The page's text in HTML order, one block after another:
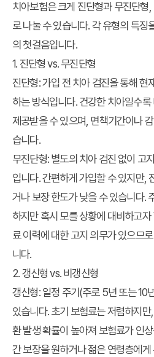
치아보험은 크게 진단형과 무진단형
로 나눌 수 있습니다. 각 유형의 특징
의 첫걸음입니다.
1. 진단형 vs. 무진단형
진단형:가입 전 치아 검진을 통해 현
하는 방식입니다. 건강한 치아일수
제공받을 수 있으며, 면책기간이나
습니다.
무진단형:별도의 치아 검진 없이 고
입니다. 간편하게 가입할 수 있지만,
거나 보장 한도가 낮을 수 있습니다.
하지만 혹시 모를 상황에 대비하고자
료 이력에 대한 고지 의무가 있으므
니다.
2. 갱신형 vs. 비갱신형
갱신형:일정 주기(주로 5년 또는 10
있습니다. 초기 보험료는 저렴하지
환 발생 확률이 높아져 보험료가 인
간 보장을 원하거나 젊은 연령층에